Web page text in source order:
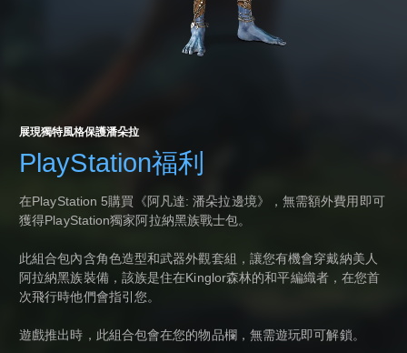
展現獨特風格保護潘朵拉
PlayStation福利
在PlayStation 5購買《阿凡達: 潘朵拉邊境》，無需額外費用即可
獲得PlayStation獨家阿拉納黑族戰士包。
此組合包內含角色造型和武器外觀套組，讓您有機會穿戴納美人
阿拉納黑族裝備，該族是住在Kinglor森林的和平編織者，在您首
次飛行時他們會指引您。
遊戲推出時，此組合包會在您的物品欄，無需遊玩即可解鎖。